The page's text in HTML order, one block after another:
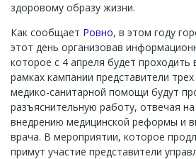
здоровому образу жизни.
Как сообщает Ровно, в этом году
этот день организовав
которое с 4 апреля будет
рамках кампании представители
медико-санитарной помощи будут
разъяснительную работу, отвечая
внедрению медицинской реформы и
врача. В мероприятии, которое
примут участие представители